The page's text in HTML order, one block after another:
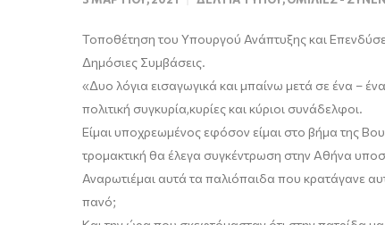
Τοποθέτηση του Υπουργού Ανάπτυξης και
Δημόσιες Συμβάσεις.
«Δυο λόγια εισαγωγικά και μπαίνω μετά σε ένα –
πολιτική συγκυρία,κυρίες και κύριοι συνάδελφοι.
Είμαι υποχρεωμένος εφόσον είμαι στο βήμα της
τρομακτική θα έλεγα συγκέντρωση στην Αθήνα
Αναρωτιέμαι αυτά τα παλιόπαιδα που κρατάγανε
πανό;